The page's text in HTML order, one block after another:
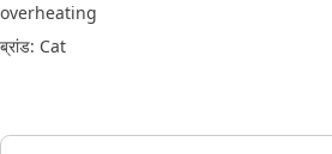
overheating
ब्रांड: Cat